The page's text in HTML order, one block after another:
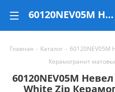
60120NEV05M Невел Зип белый / Nevel White Zip Керамогранит матовый карвинг 600*1200 - купить в Екатеринбурге
Главная - Каталог - 60120NEV05M
Керамогранит
60120NEV05M
White Zip